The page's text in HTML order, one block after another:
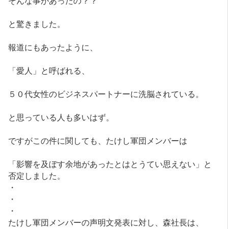
と驚きました。
報道にもあったように、
「愛人」と呼ばれる、
５０代女性のビジネスパートナーに洗脳されている。
と思っている人も多いはず。
ですがこの件に関しても、たけし軍団メンバーは
「影響を及ぼす余地があったとはとうてい思えない」と
否定しました。
・
・
・
たけし軍団メンバーの声明文発表に対し、森社長は、